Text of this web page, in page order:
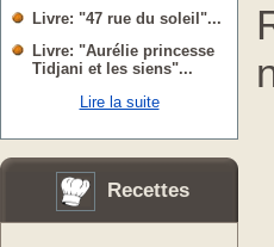
Livre: "47 rue du soleil"...
Livre: "Aurélie princesse
Tidjani et les siens"...
Lire la suite
Recettes